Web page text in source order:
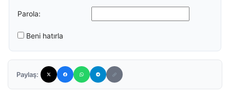
Parola:
Beni hatırla
Paylaş: